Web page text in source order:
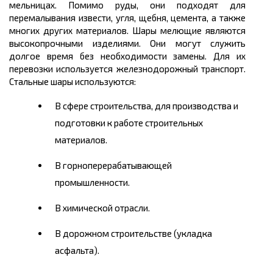
мельницах. Помимо руды, они подходят для
перемалывания извести, угля, щебня, цемента, а также
многих других материалов. Шары мелющие являются
высокопрочными изделиями. Они могут служить
долгое время без необходимости замены. Для их
перевозки используется железнодорожный транспорт.
Стальные шары используются:
В сфере строительства, для производства и
подготовки к работе строительных
материалов.
В горноперерабатывающей
промышленности.
В химической отрасли.
В дорожном строительстве (укладка
асфальта).